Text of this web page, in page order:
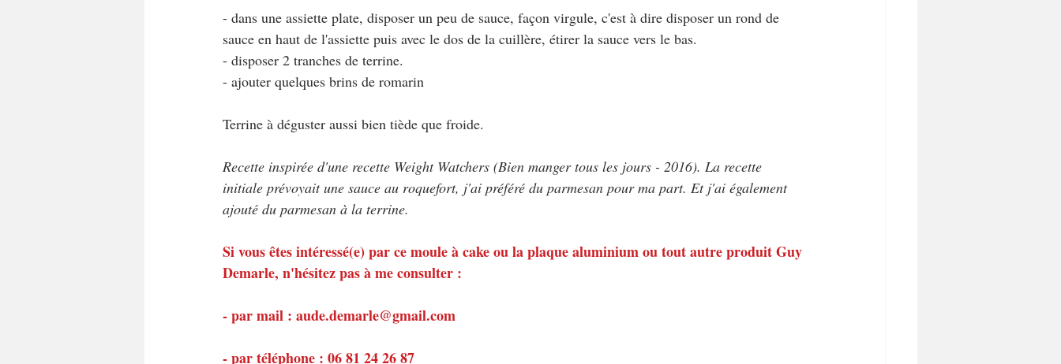
- dans une assiette plate, disposer un peu de sauce, façon virgule, c'est à dire disposer un rond de
sauce en haut de l'assiette puis avec le dos de la cuillère, étirer la sauce vers le bas.
- disposer 2 tranches de terrine.
- ajouter quelques brins de romarin
Terrine à déguster aussi bien tiède que froide.
Recette inspirée d'une recette Weight Watchers (Bien manger tous les jours - 2016). La recette
initiale prévoyait une sauce au roquefort, j'ai préféré du parmesan pour ma part. Et j'ai également
ajouté du parmesan à la terrine.
Si vous êtes intéressé(e) par ce moule à cake ou la plaque aluminium ou tout autre produit Guy
Demarle, n'hésitez pas à me consulter :
- par mail : aude.demarle@gmail.com
- par téléphone : 06 81 24 26 87